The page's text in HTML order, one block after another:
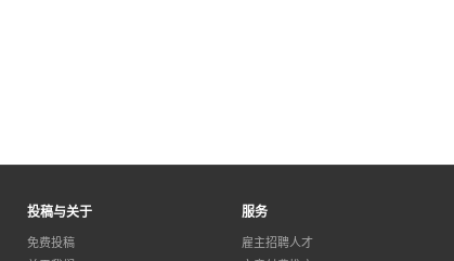
投稿与关于
免费投稿
服务
雇主招聘人才